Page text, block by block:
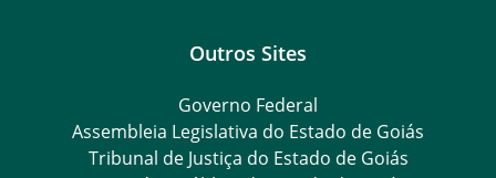
Outros Sites
Governo Federal
Assembleia Legislativa do Estado de Goiás
Tribunal de Justiça do Estado de Goiás